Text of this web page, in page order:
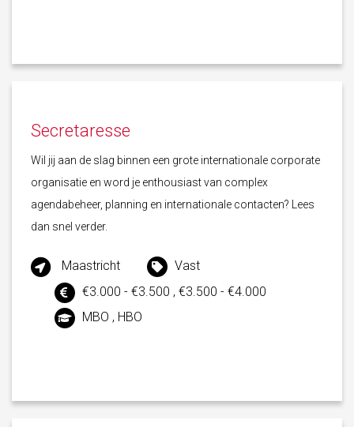
Secretaresse
Wil jij aan de slag binnen een grote internationale corporate
organisatie en word je enthousiast van complex
agendabeheer, planning en internationale contacten? Lees
dan snel verder.
Maastricht
Vast
€3.000 - €3.500 , €3.500 - €4.000
MBO , HBO